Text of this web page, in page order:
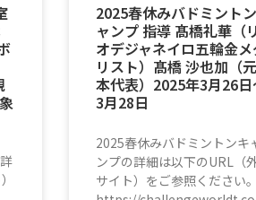
2025春休みバドミント
ャンプ 指導 髙橋礼華（
オデジャネイロ五輪金
リスト）髙橋 沙也加（
本代表）2025年3月26
3月28日
2025春休みバドミントンキ
ンプの詳細は以下のURL（
サイト）をご参照ください